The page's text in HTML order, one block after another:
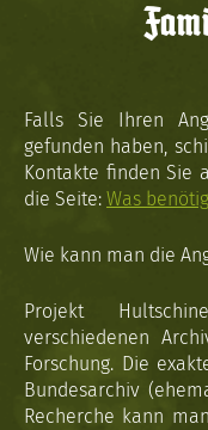
Falls Sie Ihren
gefunden haben,
Kontakte finden Sie
die Seite: Was
Wie kann man die
Projekt
verschiedenen
Forschung. Die
Bundesarchiv
Recherche kann